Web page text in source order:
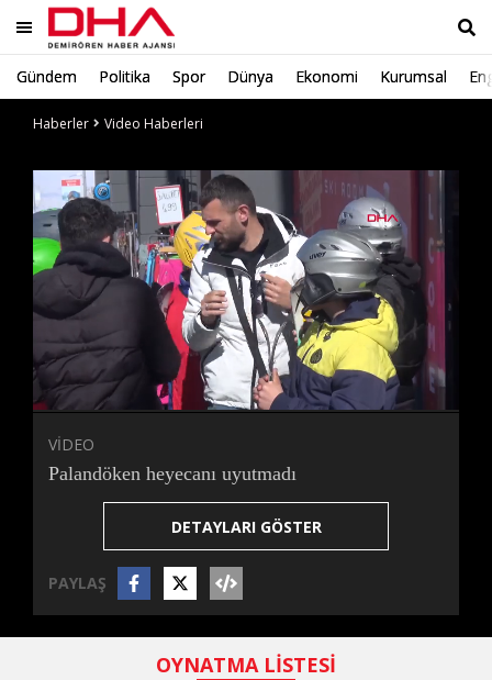
Gündem Politika Spor Dünya Ekonomi Kurumsal
Haberler
Video Haberleri
/
Toplam
Süre Yüklendi:
0%
Yükleniyor:
0%
VİDEO
Palandöken heyecanı uyutmadı
DETAYLARI GÖSTER
PAYLAŞ
OYNATMA LİSTESİ